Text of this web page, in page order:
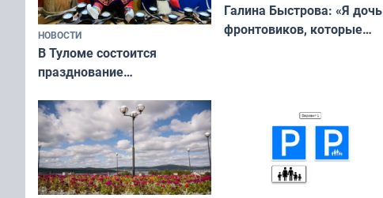
НОВОСТИ
В Туломе состоится
празднование
коренных народов мира
Галина Быстрова: «Я дочь
фронтовиков, которые